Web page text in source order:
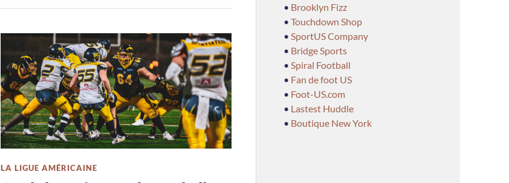
LA LIGUE AMÉRICAINE
• Brooklyn Fizz
• Touchdown Shop
• SportUS Company
• Bridge Sports
• Spiral Football
• Fan de foot US
• Foot-US.com
• Lastest Huddle
• Boutique New York